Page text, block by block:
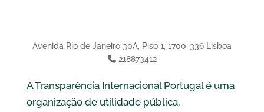
Avenida Rio de Janeiro 30A, Piso 1, 1700-336 Lisboa
218873412
A Transparência Internacional Portugal é uma
organização de utilidade pública,